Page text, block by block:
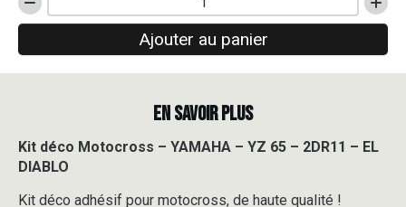
quantité
de
Motocross
YZ
65
2DR11
Ajouter au panier
EN SAVOIR PLUS
Kit déco Motocross – YAMAHA – YZ 65 – 2DR11 – EL
DIABLO
Kit déco adhésif pour motocross, de haute qualité !